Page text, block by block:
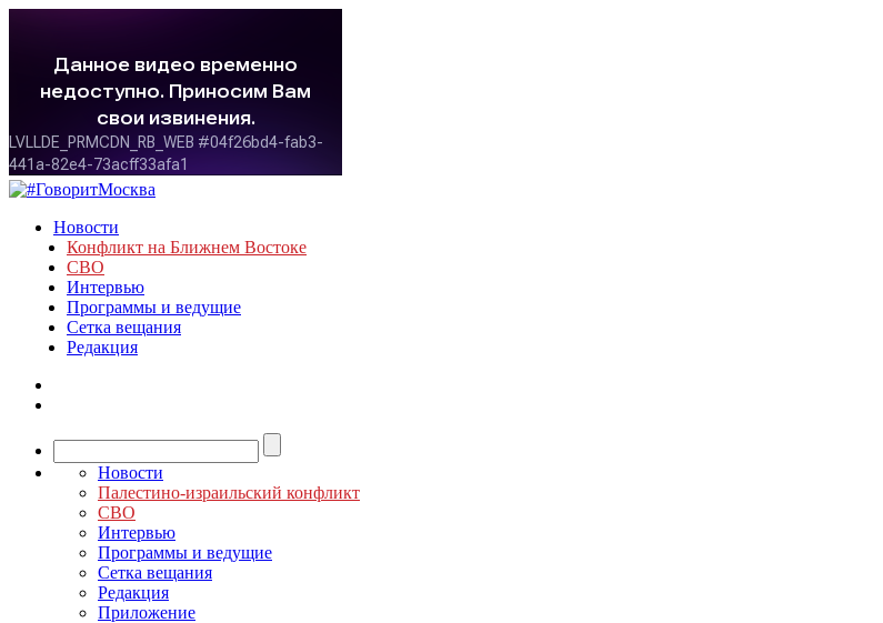
Новости
Конфликт на Ближнем Востоке
СВО
Интервью
Программы и ведущие
Сетка вещания
Редакция
Новости
Палестино-израильский конфликт
СВО
Интервью
Программы и ведущие
Сетка вещания
Редакция
Приложение